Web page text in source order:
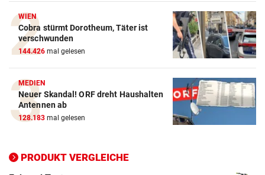
WIEN
Cobra stürmt Dorotheum, Täter ist
verschwunden
144.426 mal gelesen
MEDIEN
Neuer Skandal! ORF dreht Haushalten
Antennen ab
128.183 mal gelesen
PRODUKT VERGLEICHE
Crosstrainer Vergleich
ZUM VERGLEICH
E-Bike Vergleich
ZUM VERGLEICH
Elektro-Scooter Vergleich
ZUM VERGLEICH
ZUM VERGLEICH